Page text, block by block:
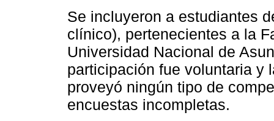
Se incluyeron a estudiantes
clínico), pertenecientes a la
Universidad Nacional de
participación fue voluntaria y
proveyó ningún tipo de
encuestas incompletas.